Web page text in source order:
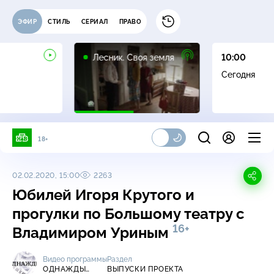
ЭФИР СТИЛЬ СЕРИАЛ ПРАВО
Лесник. Своя земля
16+
10:00
Сегодня
18+
02.02.2020, 15:00 2263
Юбилей Игоря Крутого и
прогулки по Большому театру с
Владимиром Уриным 16+
Видео программы
ОДНАЖДЫ…
Раздел
ВЫПУСКИ ПРОЕКТА